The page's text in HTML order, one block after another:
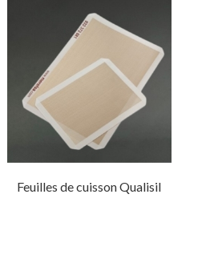
Feuilles de cuisson Qualisil